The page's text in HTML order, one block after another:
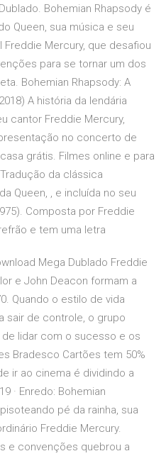
Bohemian Rhapsody é
Queen, sua música e seu
Mercury, que desafiou
para se tornar um dos
Bohemian Rhapsody: A
A história da lendária
cantor Freddie Mercury,
no concerto de
grátis. Filmes online e para
da clássica
Queen, , e incluída no seu
Composta por Freddie
e tem uma letra
Mega Dublado Freddie
e John Deacon formam a
Quando o estilo de vida
sair de controle, o grupo
lidar com o sucesso e os
Bradesco Cartões tem 50%
ir ao cinema é dividindo a
· Enredo: Bohemian
pé da rainha, sua
Freddie Mercury.
e convenções quebrou a